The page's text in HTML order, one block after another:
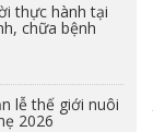
thực hành tại
chữa bệnh
lễ thế giới nuôi
2026